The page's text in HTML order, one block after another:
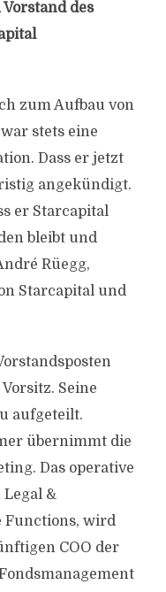
des
zum Aufbau von
stets eine
Dass er jetzt
angekündigt.
er Starcapital
bleibt und
Rüegg,
Starcapital und
Seine
aufgeteilt.
übernimmt die
Das operative
Legal &
Functions, wird
COO der